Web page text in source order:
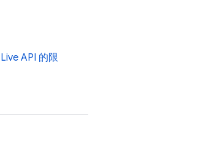
Live API 的限